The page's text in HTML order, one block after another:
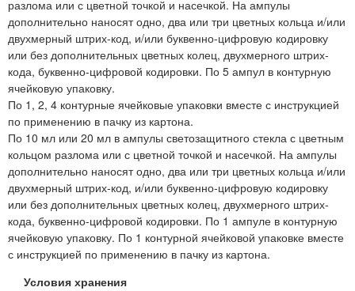
разлома или с цветной точкой и насечкой. На ампулы
дополнительно наносят одно, два или три цветных кольца и/или
двухмерный штрих-код, и/или буквенно-цифровую кодировку
или без дополнительных цветных колец, двухмерного штрих-
кода, буквенно-цифровой кодировки. По 5 ампул в контурную
ячейковую упаковку.
По 1, 2, 4 контурные ячейковые упаковки вместе с инструкцией
по применению в пачку из картона.
По 10 мл или 20 мл в ампулы светозащитного стекла с цветным
кольцом разлома или с цветной точкой и насечкой. На ампулы
дополнительно наносят одно, два или три цветных кольца и/или
двухмерный штрих-код, и/или буквенно-цифровую кодировку
или без дополнительных цветных колец, двухмерного штрих-
кода, буквенно-цифровой кодировки. По 1 ампуле в контурную
ячейковую упаковку. По 1 контурной ячейковой упаковке вместе
с инструкцией по применению в пачку из картона.
Условия хранения